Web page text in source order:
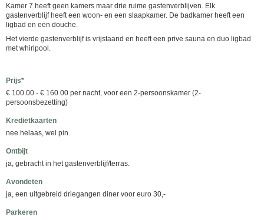
Kamer 7 heeft geen kamers maar drie ruime gastenverblijven. Elk
gastenverblijf heeft een woon- en een slaapkamer. De badkamer heeft een
ligbad en een douche.
Het vierde gastenverblijf is vrijstaand en heeft een prive sauna en duo ligbad
met whirlpool.
Prijs*
€ 100.00 - € 160.00 per nacht, voor een 2-persoonskamer (2-
persoonsbezetting)
Kredietkaarten
nee helaas, wel pin.
Ontbijt
ja, gebracht in het gastenverblijf/terras.
Avondeten
ja, een uitgebreid driegangen diner voor euro 30,-
Parkeren